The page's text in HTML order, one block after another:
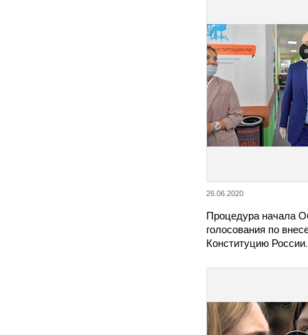
26.06.2020
Процедура начала
голосования по
Конституцию